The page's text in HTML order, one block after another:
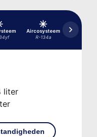
Aircosysteem
R-134a
liter